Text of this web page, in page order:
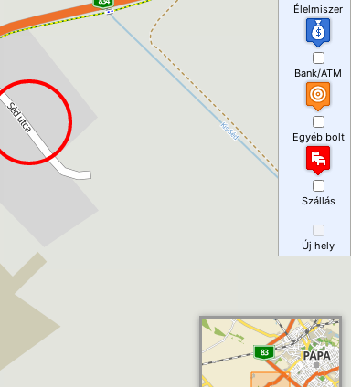
Élelmiszer
Bank/ATM
Egyéb bolt
Szállás
Új hely